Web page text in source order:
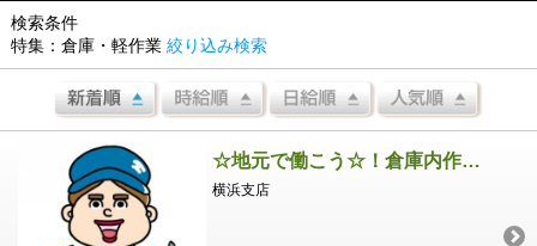
検索条件
特集：倉庫・軽作業 絞り込み検索
☆地元で働こう☆！倉庫内作業員募集
横浜支店